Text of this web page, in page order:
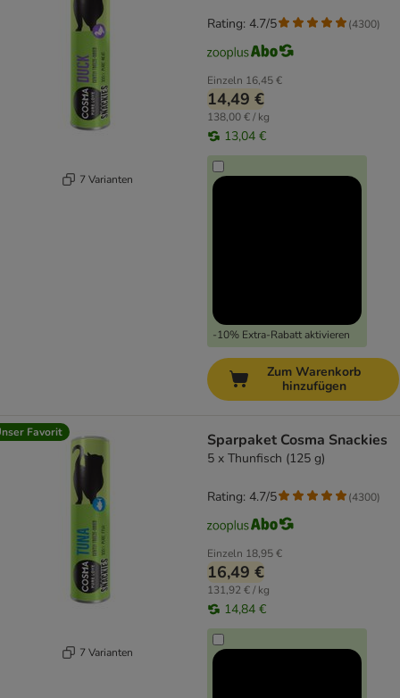
7 Varianten
Einzeln 16,45 €
14,49 €
138,00 € / kg
13,04 €
-10% Extra-Rabatt aktivieren
Rating: 4.7/5 (4300)
Zum Warenkorb
hinzufügen
Favorit
7 Varianten
Sparpaket Cosma Snackies
5 x Thunfisch (125 g)
Einzeln 18,95 €
16,49 €
131,92 € / kg
14,84 €
Rating: 4.7/5 (4300)